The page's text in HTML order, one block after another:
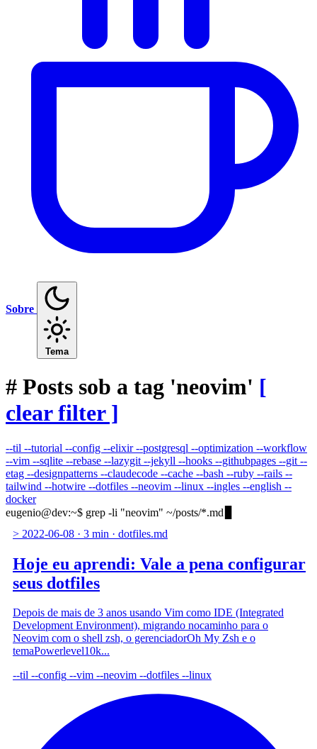
Sobre
Tema
# Posts sob a tag 'neovim' [
clear filter ]
--til --tutorial --config --elixir--postgresql --optimization --workflow
--vim --sqlite --rebase --lazygit --jekyll --hooks --githubpages --git --
etag --designpatterns --claudecode --cache --bash --ruby --rails --
tailwind --hotwire --dotfiles --neovim --linux --ingles --english --
docker
eugenio@dev:~$ grep -li "neovim" ~/posts/*.md
> 2022-06-08 · 3 min · dotfiles.md
Hoje eu aprendi: Vale a pena configurar
seus dotfiles
Depois de mais de 3 anos usando Vim como IDE (Integrated
Development Environment), migrando nocaminho para o
Neovim com o shell zsh, o gerenciadorOh My Zsh e o
temaPowerlevel10k...
--til --config --vim --neovim --dotfiles --linux